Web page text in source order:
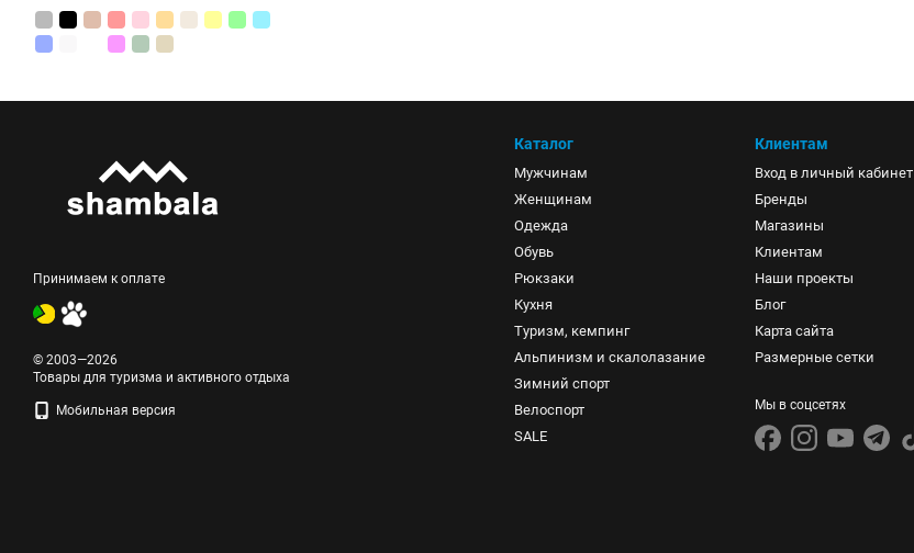
Принимаем к оплате
© 2003—2026
Товары для туризма и активного отдыха
Мобильная версия
Каталог
Мужчинам
Женщинам
Одежда
Обувь
Рюкзаки
Кухня
Туризм, кемпинг
Альпинизм и скалолазание
Зимний спорт
Велоспорт
SALE
Клиентам
Вход в личный кабинет
Бренды
Магазины
Клиентам
Наши проекты
Блог
Карта сайта
Размерные сетки
Мы в соцсетях